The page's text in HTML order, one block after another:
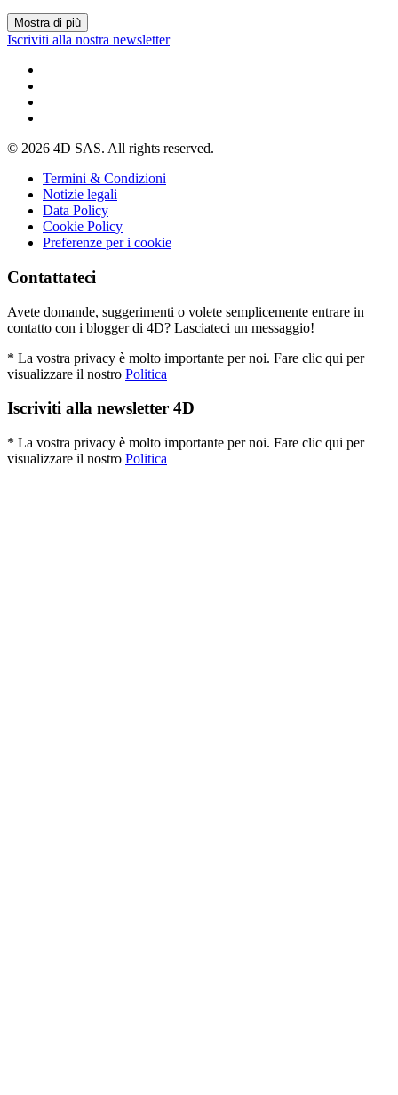
Mostra di più
Iscriviti alla nostra newsletter
© 2026 4D SAS. All rights reserved.
Termini & Condizioni
Notizie legali
Data Policy
Cookie Policy
Preferenze per i cookie
Contattateci
Avete domande, suggerimenti o volete semplicemente entrare in
contatto con i blogger di 4D? Lasciateci un messaggio!
* La vostra privacy è molto importante per noi. Fare clic qui per
visualizzare il nostro Politica
Iscriviti alla newsletter 4D
* La vostra privacy è molto importante per noi. Fare clic qui per
visualizzare il nostro Politica